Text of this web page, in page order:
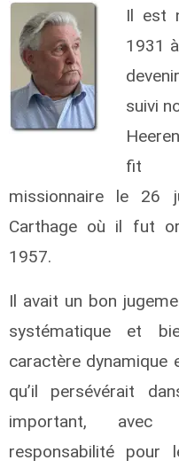
Il est
1931
suivi
fit
missionnaire le 26
Carthage où il fut
1957.
Il avait un bon
systématique et
caractère dynamique
qu’il persévérait
important,
responsabilité pour